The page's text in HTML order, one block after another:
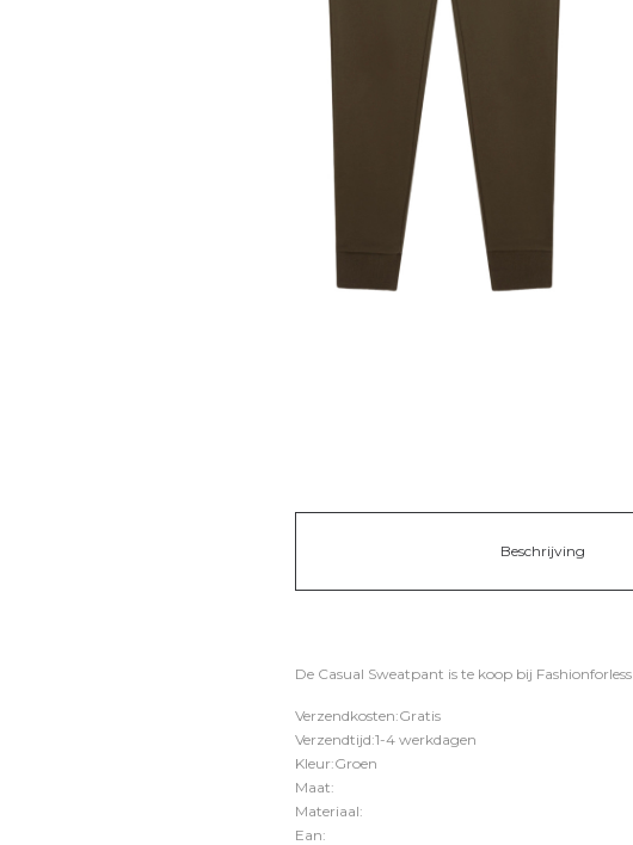
Beschrijving
De Casual Sweatpant is te koop bij Fashionforless
Verzendkosten:Gratis
Verzendtijd:1-4 werkdagen
Kleur:Groen
Maat:
Materiaal:
Ean: